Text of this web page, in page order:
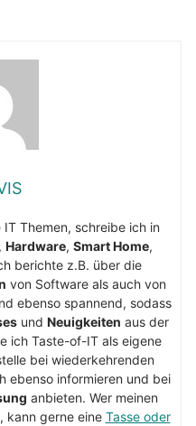
Themen, schreibe ich in
Hardware, Smart Home,
berichte z.B. über die
von Software als auch von
ebenso spannend, sodass
und Neuigkeiten aus der
ich Taste-of-IT als eigene
bei wiederkehrenden
ebenso informieren und bei
anbieten. Wer meinen
kann gerne eine Tasse oder